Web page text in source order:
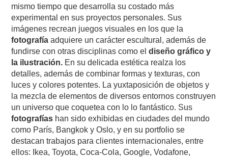
mismo tiempo que desarrolla su costado más
experimental en sus proyectos personales. Sus
imágenes recrean juegos visuales en los que la
fotografía adquiere un carácter escultural, además de
fundirse con otras disciplinas como eldiseño gráfico y
la ilustración. En su delicada estética realza los
detalles, además de combinar formas y texturas, con
luces y colores potentes. La yuxtaposición de objetos y
la mezcla de elementos de diversos entornos construyen
un universo que coquetea con lo lo fantástico. Sus
fotografías han sido exhibidas en ciudades del mundo
como París, Bangkok y Oslo, y en su portfolio se
destacan trabajos para clientes internacionales, entre
ellos: Ikea, Toyota, Coca-Cola, Google, Vodafone,